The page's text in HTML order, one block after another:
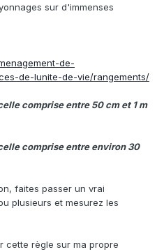
sur d'immenses
de-
de-lunite-de-vie/rangements/
comprise entre 50 cm et 1 m
comprise entre environ 30
faites passer un vrai
plusieurs et mesurez les
cette règle sur ma propre